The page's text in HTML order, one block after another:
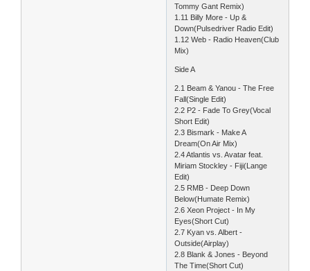
Tommy Gant Remix)
1.11 Billy More - Up &
Down(Pulsedriver Radio Edit)
1.12 Web - Radio Heaven(Club
Mix)
Side A
2.1 Beam & Yanou - The Free
Fall(Single Edit)
2.2 P2 - Fade To Grey(Vocal
Short Edit)
2.3 Bismark - Make A
Dream(On Air Mix)
2.4 Atlantis vs. Avatar feat.
Miriam Stockley - Fiji(Lange
Edit)
2.5 RMB - Deep Down
Below(Humate Remix)
2.6 Xeon Project - In My
Eyes(Short Cut)
2.7 Kyan vs. Albert -
Outside(Airplay)
2.8 Blank & Jones - Beyond
The Time(Short Cut)